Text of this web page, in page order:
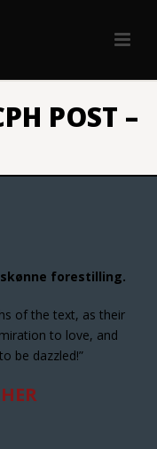
POST –
forestilling.
of the text, as their
to love, and
be dazzled!”